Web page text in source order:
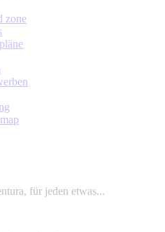
zone
für jeden etwas...